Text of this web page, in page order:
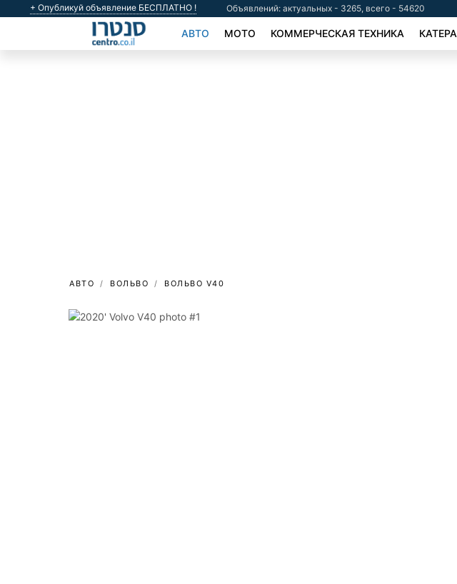
+ Опубликуй объявление БЕСПЛАТНО ! Объявлений: актуальных - 3265, всего - 54620
АВТО МОТО КОММЕРЧЕСКАЯ ТЕХНИКА КАТЕРА
АВТО ВОЛЬВО ВОЛЬВО V40